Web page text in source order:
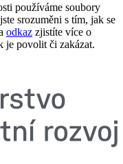
používáme soubory
srozuměni s tím, jak se
odkaz zjistíte více o
je povolit či zakázat.